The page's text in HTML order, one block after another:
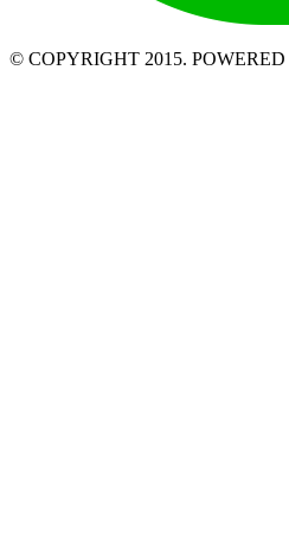
© COPYRIGHT 2015.